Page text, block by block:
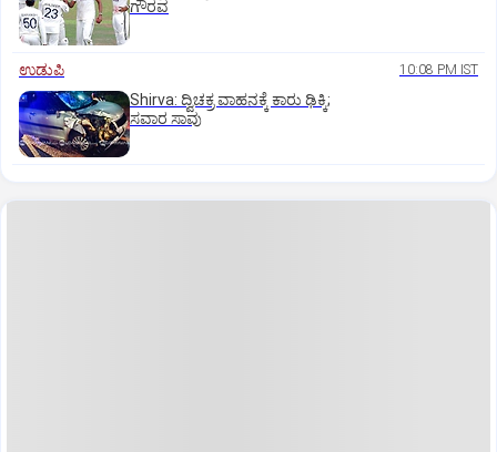
ಗೌರವ
ಉಡುಪಿ 10:08 PM IST
Shirva: ದ್ವಿಚಕ್ರ ವಾಹನಕ್ಕೆ ಕಾರು ಢಿಕ್ಕಿ;
ಸವಾರ ಸಾವು